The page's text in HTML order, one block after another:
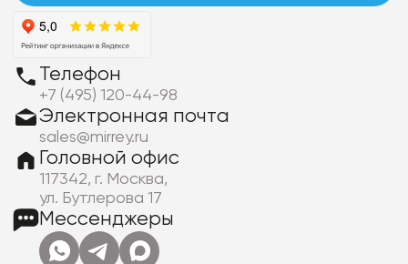
Телефон
+7 (495) 120-44-98
Электронная почта
sales@mirrey.ru
Головной офис
117342, г. Москва,
ул. Бутлерова 17
Мессенджеры